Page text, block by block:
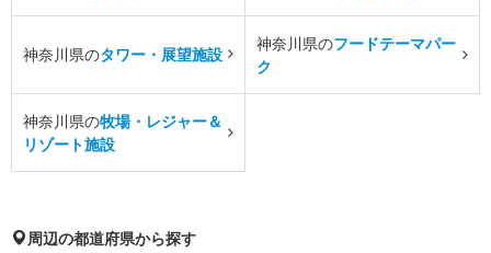
神奈川県のタワー・展望施設
神奈川県のフードテーマパー
ク
神奈川県の牧場・レジャー＆
リゾート施設
周辺の都道府県から探す